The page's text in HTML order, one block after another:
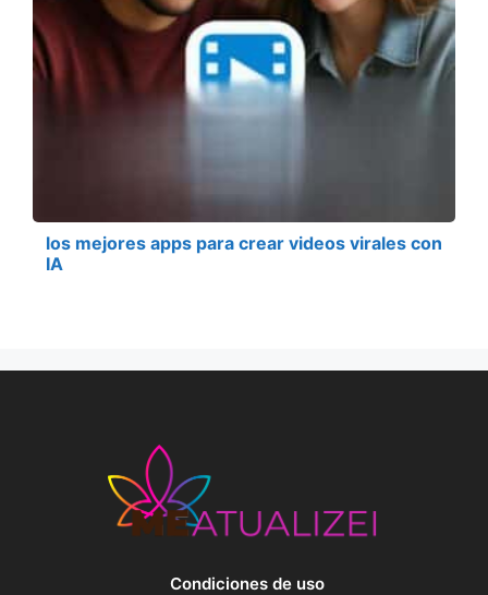
los mejores apps para crear videos virales con
IA
Condiciones de uso